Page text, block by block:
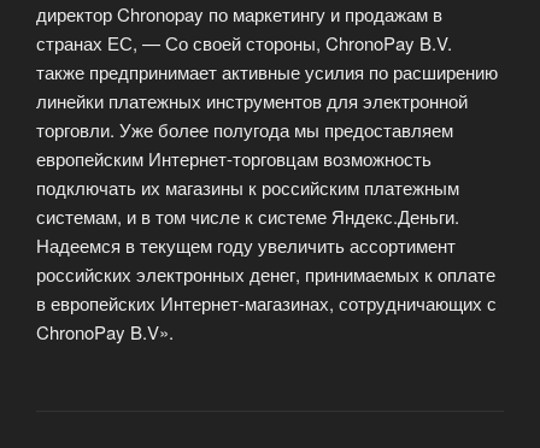
директор Chronopay по маркетингу и продажам в
странах ЕС, — Со своей стороны, ChronoPay B.V.
также предпринимает активные усилия по расширению
линейки платежных инструментов для электронной
торговли. Уже более полугода мы предоставляем
европейским Интернет-торговцам возможность
подключать их магазины к российским платежным
системам, и в том числе к системе Яндекс.Деньги.
Надеемся в текущем году увеличить ассортимент
российских электронных денег, принимаемых к оплате
в европейских Интернет-магазинах, сотрудничающих с
ChronoPay B.V».